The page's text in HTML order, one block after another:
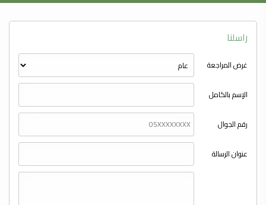
راسلنا
غرض المراجعة
الإسم بالكامل
رقم الجوال
عنوان الرسالة